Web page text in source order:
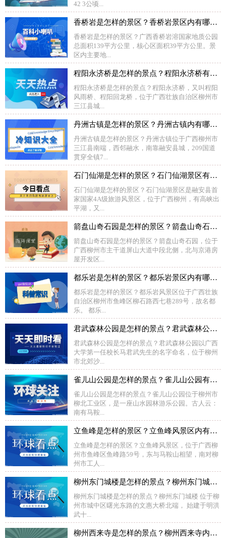
42 3公顷...
香桥岩是怎样的景区？香桥岩景区内有哪些景观？
香桥岩是怎样的景区？广西香桥岩溶国家地质公园
总面积139平方公里，核心区面积39平方公里。景
区内主要地...
程阳永济桥是怎样的景点？程阳永济桥有什么特色？
程阳永济桥是怎样的景点？程阳永济桥，又叫程阳
风雨桥、程阳回龙桥，位于广西壮族自治区柳州市
三江县城...
丹洲古镇是怎样的景区？丹洲古镇内有哪些景观？
丹洲古镇是怎样的景区？丹洲古镇位于广西柳州市
三江县南端，西邻融水，南靠融安县城，209国道
贯穿全镇7...
石门仙湖是怎样的景区？石门仙湖景区有哪些景观？
石门仙湖是怎样的景区？石门仙湖景区是融安县首
家国家4A级旅游风景区，位于广西柳州，有高峡出
平湖，又...
箭盘山奇石园是怎样的景区？箭盘山奇石园内有哪些景观？
箭盘山奇石园是怎样的景区？箭盘山奇石园，位于
广西柳州市主干道屏山大道中段北侧，北与京港房
屋开发区...
都乐岩是怎样的景区？都乐岩景区内有哪些景点？
都乐岩是怎样的景区？都乐岩风景区位于广西壮族
自治区柳州市鱼峰区柳石路西七巷289号，故名都
乐。 都乐...
君武森林公园是怎样的景点？君武森林公园内有哪些景观？
君武森林公园是怎样的景点？君武森林公园以广西
大学第一任校长马君武先生的名字命名，位于柳州
市北郊沙...
雀儿山公园是怎样的景点？雀儿山公园有哪些景观？
雀儿山公园是怎样的景点？雀儿山公园位于柳州市
柳北工业区，是一座山水园林游乐公园。古人云：
南有马鞍...
立鱼峰是怎样的景区？立鱼峰风景区内有哪些景点？
立鱼峰是怎样的景区？立鱼峰风景区，位于广西柳
州市鱼峰区鱼峰路59号，东与马鞍山相望，南对柳
州市工人...
柳州东门城楼是怎样的景点？柳州东门城楼有哪些建筑特色？
柳州东门城楼是怎样的景点？柳州东门城楼 位于柳
州市城中区曙光东路的文惠大桥北端， 始建于明洪
武十...
柳州西来寺是怎样的景点？柳州西来寺内有哪些景观？